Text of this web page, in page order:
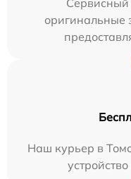
оригинальные
Наш курьер в